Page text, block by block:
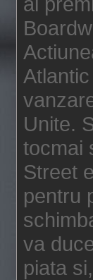
Unite.
tocmai
Street
pentru
va
piata